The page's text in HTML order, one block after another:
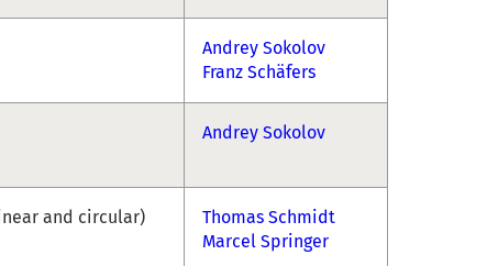
Andrey Sokolov
Franz Schäfers
Andrey Sokolov
and circular)
Thomas Schmidt
Marcel Springer